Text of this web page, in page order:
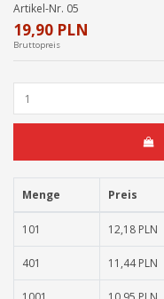
Artikel-Nr. 05
19,90 PLN
Bruttopreis
Menge Preis
101 12,18 PLN
401 11,44 PLN